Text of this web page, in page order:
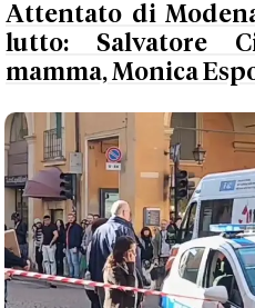
Attentato di
lutto: Salvatore
mamma, Monica